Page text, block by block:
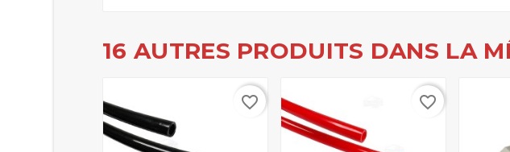
16 AUTRES PRODUITS DANS LA
favorite_border favorite_border